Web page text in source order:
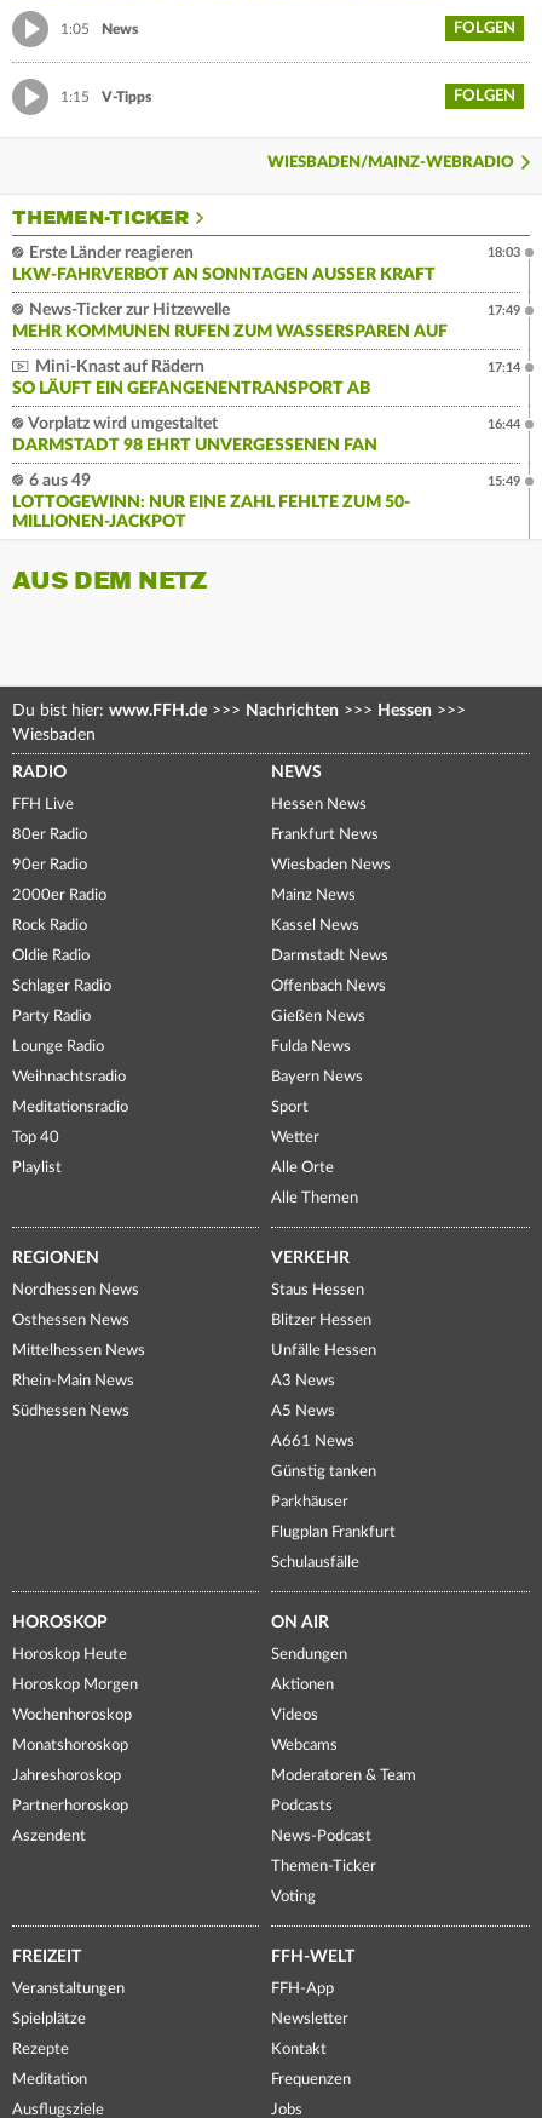
1:05 News FOLGEN
1:15 V-Tipps FOLGEN
WIESBADEN/MAINZ-WEBRADIO
THEMEN-TICKER
Erste Länder reagieren
LKW-FAHRVERBOT AN SONNTAGEN AUSSER KRAFT
18:03
News-Ticker zur Hitzewelle
MEHR KOMMUNEN RUFEN ZUM WASSERSPAREN AUF
17:49
Mini-Knast auf Rädern
SO LÄUFT EIN GEFANGENENTRANSPORT AB
17:14
Vorplatz wird umgestaltet
DARMSTADT 98 EHRT UNVERGESSENEN FAN
16:44
6 aus 49
LOTTOGEWINN: NUR EINE ZAHL FEHLTE ZUM 50-
MILLIONEN-JACKPOT
15:49
AUS DEM NETZ
Du bist hier: www.FFH.de >>> Nachrichten >>> Hessen >>>
Wiesbaden
RADIO
FFH Live
80er Radio
90er Radio
2000er Radio
Rock Radio
Oldie Radio
Schlager Radio
Party Radio
Lounge Radio
Weihnachtsradio
Meditationsradio
Top 40
Playlist
NEWS
Hessen News
Frankfurt News
Wiesbaden News
Mainz News
Kassel News
Darmstadt News
Offenbach News
Gießen News
Fulda News
Bayern News
Sport
Wetter
Alle Orte
Alle Themen
REGIONEN
Nordhessen News
Osthessen News
Mittelhessen News
Rhein-Main News
Südhessen News
VERKEHR
Staus Hessen
Blitzer Hessen
Unfälle Hessen
A3 News
A5 News
A661 News
Günstig tanken
Parkhäuser
Flugplan Frankfurt
Schulausfälle
HOROSKOP
Horoskop Heute
Horoskop Morgen
Wochenhoroskop
Monatshoroskop
Jahreshoroskop
Partnerhoroskop
Aszendent
ON AIR
Sendungen
Aktionen
Videos
Webcams
Moderatoren & Team
Podcasts
News-Podcast
Themen-Ticker
Voting
FREIZEIT
Veranstaltungen
Spielplätze
Rezepte
Meditation
Ausflugsziele
FFH-WELT
FFH-App
Newsletter
Kontakt
Frequenzen
Jobs